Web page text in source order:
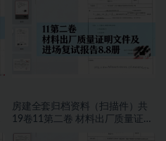
房建全套归档资料（扫描件）共
19卷11第二卷 材料出厂质量证明